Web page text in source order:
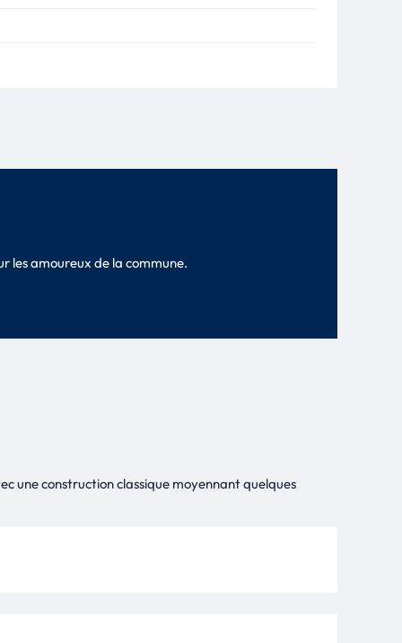
les amoureux de la commune.
une construction classique moyennant quelques